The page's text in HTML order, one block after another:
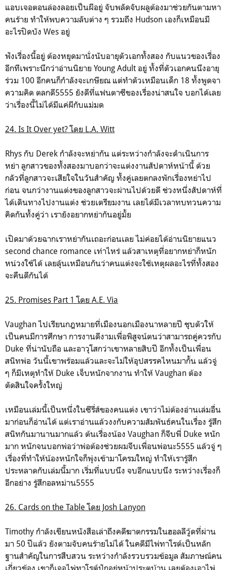
แอบเจอตอนล่องลอยเป็นผีอยู่ จับพลัดจับผลูต้องมาช่วยกันตามหา
คนร้าย ทำให้พบความลับต่าง ๆ รวมถึง Hudson เองก็เหมือนมี
อะไรปิดบัง Wes อยู่
ฟังเรื่องนี้อยู่ ต้องหยุดมานั่งนับอายุตัวเอกทั้งสอง กับแนวของเรื่อง
อีกทีเพราะนึกว่าอ่านนิยาย Young Adult อยู่ ทั้งที่ตัวเอกคนนึงอายุ
ร่วม 100 อีกคนก็กำลังจะเกษียณ แต่ทำตัวเหมือนเด็ก 18 ทั้งพูดจา
ความคิด ตลกดี5555 ยังดีที่แฟนตาซีของเรื่องน่าสนใจ บอกได้เลย
ว่าเรื่องนี้ไม่ได้มีแค่ผีกับแม่มด
24. Is It Over yet? โดย L.A. Witt
Rhys กับ Derek กำลังจะหย่ากัน แต่ระหว่างกำลังจะดำเนินการ
หย่า ลูกสาวของทั้งสองมาบอกว่าจะแต่งงานสัปดาห์หน้านี้ ด้วย
กลัวที่ลูกสาวจะเสียใจในวันสำคัญ ทั้งคู่เลยตกลงพักเรื่องหย่าไป
ก่อน จนกว่างานแต่งของลูกสาวจะผ่านไปด้วยดี ช่วงหนึ่งสัปดาห์ที่
ได้เดินทางไปงานแต่ง ช่วยเตรียมงาน เลยได้มีเวลาทบทวนความ
คิดกันทั้งคู่ว่า เรายังอยากหย่ากันอยู่มั้ย
เปิดมาด้วยฉากเราหย่ากันเถอะก่อนเลย ไม่ค่อยได้อ่านนิยายแนว
second chance romance เท่าไหร่ แล้วสาเหตุที่อยากหย่าก็หนัก
หน่วงใช้ได้ เลยลุ้นเหมือนกันว่าคนแต่งจะใช้เหตุผลอะไรที่ทั้งสอง
จะคืนดีกันได้
25. Promises Part 1 โดย A.E. Via
Vaughan ไปเรียนกฎหมายที่เมืองนอกเมืองนาหลายปี ชุบตัวให้
เป็นคนมีการศึกษา การงานดีงามเพื่อพิสูจน์ตนว่าสามารถคู่ควรกับ
Duke ที่น่านับถือ และอาวุโสกว่าเขาหลายสิบปี อีกทั้งเป็นเพื่อน
สนิทพ่อ วันนี้เขาพร้อมแล้วและจะไม่ให้อุปสรรคไหนมากั้น แล้วจู่
ๆ ก็มีเหตุทำให้ Duke เจ็บหนักจากงาน ทำให้ Vaughan ต้อง
ตัดสินใจครั้งใหญ่
เหมือนเล่มนี้เป็นหนึ่งในซีรี่ส์ของคนแต่ง เขาว่าไม่ต้องอ่านเล่มอื่น
มาก่อนก็อ่านได้ แต่เราอ่านแล้วงงกับความสัมพันธ์คนในเรื่อง รู้สึก
สนิทกันมานานมากแล้ว ต้นเรื่องน้อง Vaughan ก็จีบพี่ Duke หนัก
มาก หนักจนบอกพ่อว่าพ่อต้องช่วยผมจีบเพื่อนพ่อนะ5555 แล้วจู่ ๆ
เรื่องที่ทำให้น้องหนักใจก็พุ่งเข้ามาโครมใหญ่ ทำให้เรารู้สึก
ประหลาดกับเล่มนี้มาก เริ่มที่แบบนึง จบอีกแบบนึง ระหว่างเรื่องก็
อีกอย่าง รู้สึกอลหม่าน5555
26. Cards on the Table โดย Josh Lanyon
Timothy กำลังเขียนหนังสือเล่าถึงคดีฆาตกรรมในฮอลลีวู้ดที่ผ่าน
มา 50 ปีแล้ว ยังตามจับคนร้ายไม่ได้ ในคดีมีไพ่ทาโรต์เป็นหลัก
ฐานสำคัญในการสืบสวน ระหว่างกำลังรวบรวมข้อมูล สัมภาษณ์คน